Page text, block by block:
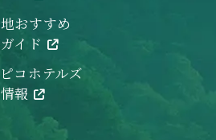
おすすめ
イド
コホテルズ
報